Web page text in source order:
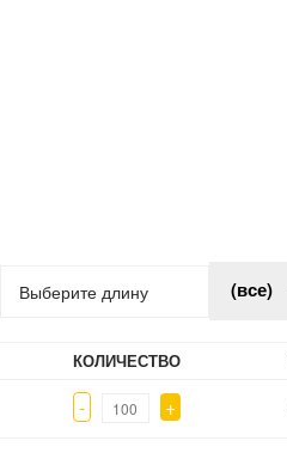
Выберите длину (все)
КОЛИЧЕСТВО
- +